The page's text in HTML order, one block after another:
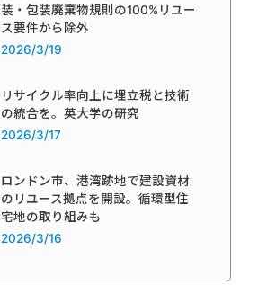
装・包装廃棄物規則の100%リユー
ス要件から除外
2026/3/19
リサイクル率向上に埋立税と技術
の統合を。英大学の研究
2026/3/17
ロンドン市、港湾跡地で建設資材
のリユース拠点を開設。循環型住
宅地の取り組みも
2026/3/16